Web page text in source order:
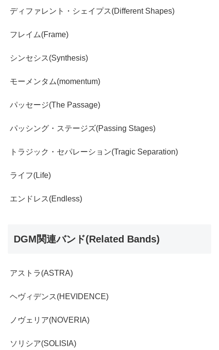
ディファレント・シェイプス(Different Shapes)
フレイム(Frame)
シンセシス(Synthesis)
モーメンタム(momentum)
パッセージ(The Passage)
パッシング・ステージズ(Passing Stages)
トラジック・セパレーション(Tragic Separation)
ライフ(Life)
エンドレス(Endless)
DGM関連バンド(Related Bands)
アストラ(ASTRA)
ヘヴィデンス(HEVIDENCE)
ノヴェリア(NOVERIA)
ソリシア(SOLISIA)